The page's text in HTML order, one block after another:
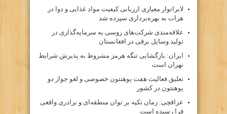
لابراتوار معیاری ارزیابی کیفیت مواد غذایی و دوا در
هرات به بهره‌برداری سپرده شد
علاقه‌مندی شرکت‌های روسی به سرمایه‌گذاری در
تولید وسایل برقی در افغانستان
ایران: بازگشایی تنگه هرمز مشروط به پذیرش شرایط
تهران است
تعلیق فعالیت هفت پوهنتون خصوصی و لغو جواز دو
پوهنتون در کشور
عراقچی: زمان تکیه بر توان منطقه‌ای و برادری واقعی
فرا رسیده است